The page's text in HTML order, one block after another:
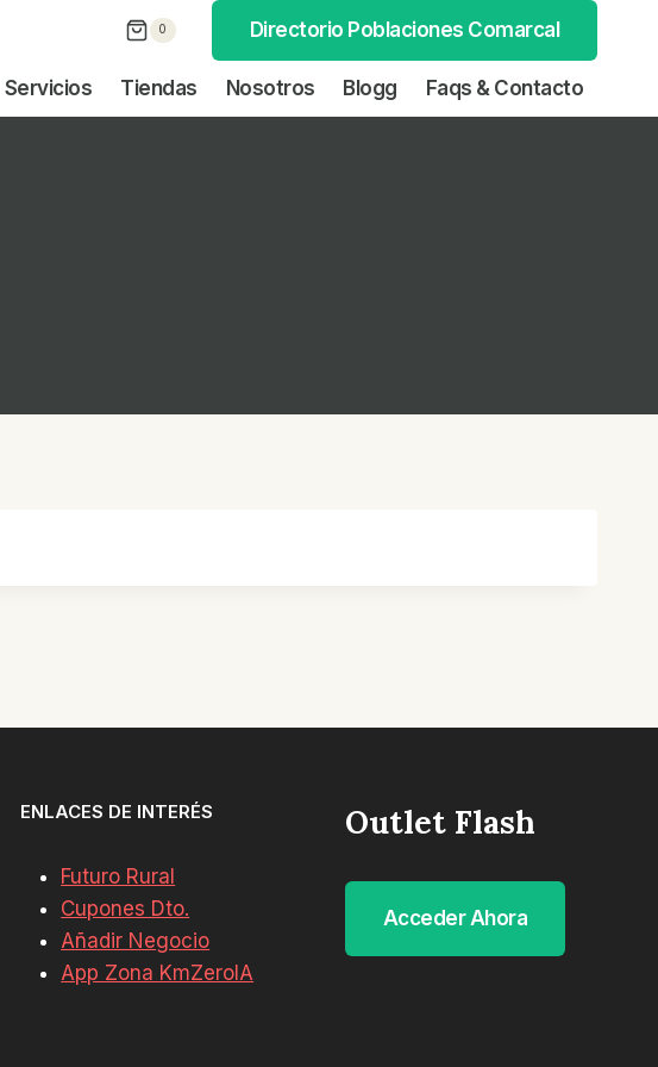
0 Directorio Poblaciones Comarcal
Servicios Tiendas Nosotros Blogg Faqs & Contacto
ENLACES DE INTERÉS
Futuro Rural
Cupones Dto.
Añadir Negocio
App Zona KmZeroIA
Outlet Flash
Acceder Ahora